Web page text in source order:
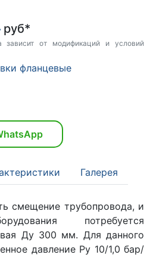
руб*
от модификаций и условий
фланцевые
Галерея
смещение трубопровода, и
потребуется
Ду 300 мм. Для данного
давление Ру 10/1,0 бар/